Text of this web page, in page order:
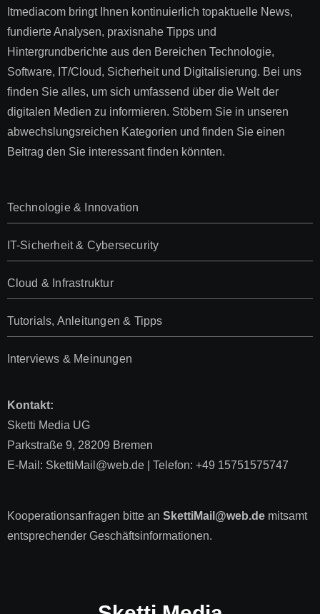
Itmediacom bringt Ihnen kontinuierlich topaktuelle News,
fundierte Analysen, praxisnahe Tipps und
Hintergrundberichte aus den Bereichen Technologie,
Software, IT/Cloud, Sicherheit und Digitalisierung. Bei uns
finden Sie alles, um sich umfassend über die Welt der
digitalen Medien zu informieren. Stöbern Sie in unseren
abwechslungsreichen Kategorien und finden Sie einen
Beitrag den Sie interessant finden könnten.
Technologie & Innovation
IT-Sicherheit & Cybersecurity
Cloud & Infrastruktur
Tutorials, Anleitungen & Tipps
Interviews & Meinungen
Kontakt:
Sketti Media UG
Parkstraße 9, 28209 Bremen
E-Mail: SkettiMail@web.de | Telefon: +49 15751575747
Kooperationsanfragen bitte an SkettiMail@web.demitsamt
entsprechender Geschäftsinformationen.